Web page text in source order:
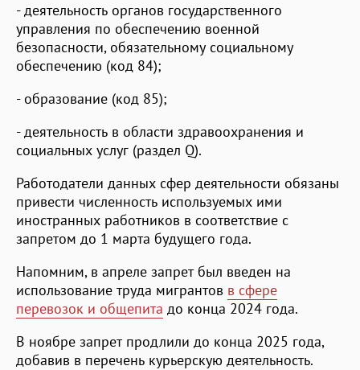
- деятельность органов государственного
управления по обеспечению военной
безопасности, обязательному социальному
обеспечению (код 84);
- образование (код 85);
- деятельность в области здравоохранения и
социальных услуг (раздел Q).
Работодатели данных сфер деятельности обязаны
привести численность используемых ими
иностранных работников в соответствие с
запретом до 1 марта будущего года.
Напомним, в апреле запрет был введен на
использование труда мигрантов в сфере
перевозок и общепита до конца 2024 года.
В ноябре запрет продлили до конца 2025 года,
добавив в перечень курьерскую деятельность.